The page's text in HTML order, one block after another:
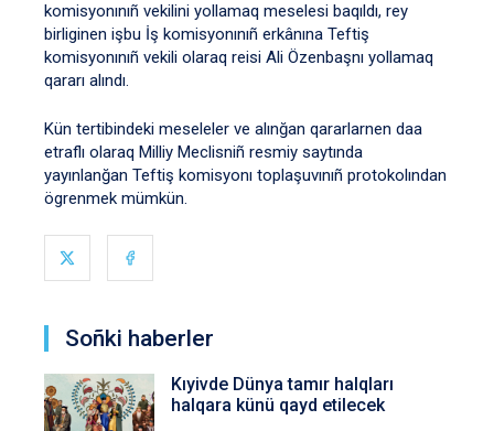
komisyonınıñ vekilini yollamaq meselesi baqıldı, rey
birliginen işbu İş komisyonınıñ erkânına Teftiş
komisyonınıñ vekili olaraq reisi Ali Özenbaşnı yollamaq
qararı alındı.
Kün tertibindeki meseleler ve alınğan qararlarnen daa
etraflı olaraq Milliy Meclisniñ resmiy saytında
yayınlanğan Teftiş komisyonı toplaşuvınıñ protokolından
ögrenmek mümkün.
Soñki haberler
Kıyivde Dünya tamır halqları
halqara künü qayd etilecek